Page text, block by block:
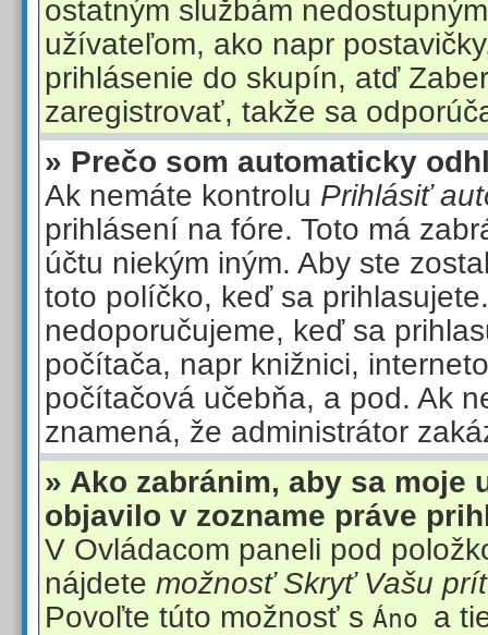
ostatným službám
užívateľom, ako napr
prihlásenie do skupín, atď
zaregistrovať, takže sa
» Prečo som automaticky
Ak nemáte kontrolu Prihlásiť
prihlásení na fóre. Toto má
účtu niekým iným. Aby ste
toto políčko, keď sa
nedoporučujeme, keď sa
počítača, napr knižnici,
počítačová učebňa, a pod. Ak
znamená, že administrátor
» Ako zabránim, aby sa moje
objavilo v zozname práve
V Ovládacom paneli pod
nájdete možnosť Skryť Vašu
Povoľte túto možnosť s Áno a